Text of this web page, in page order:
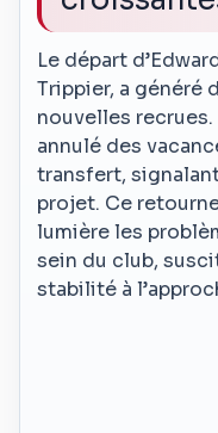
Le départ
Trippier, a généré
nouvelles
annulé des
transfert,
projet. Ce
lumière les
sein du club,
stabilité à